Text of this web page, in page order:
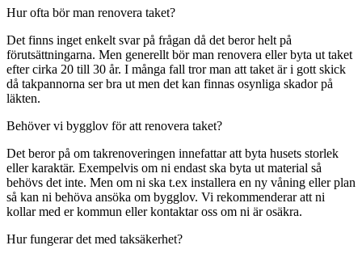
Hur ofta bör man renovera taket?
Det finns inget enkelt svar på frågan då det beror helt på
förutsättningarna. Men generellt bör man renovera eller byta ut taket
efter cirka 20 till 30 år. I många fall tror man att taket är i gott skick
då takpannorna ser bra ut men det kan finnas osynliga skador på
läkten.
Behöver vi bygglov för att renovera taket?
Det beror på om takrenoveringen innefattar att byta husets storlek
eller karaktär. Exempelvis om ni endast ska byta ut material så
behövs det inte. Men om ni ska t.ex installera en ny våning eller plan
så kan ni behöva ansöka om bygglov. Vi rekommenderar att ni
kollar med er kommun eller kontaktar oss om ni är osäkra.
Hur fungerar det med taksäkerhet?